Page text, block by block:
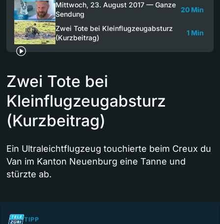
Mittwoch, 23. August 2017 — Ganze
Sendung
20 Min
Zwei Tote bei Kleinflugzeugabsturz
(Kurzbeitrag)
1 Min
Zwei Tote bei
Kleinflugzeugabsturz
(Kurzbeitrag)
Ein Ultraleichtflugzeug touchierte beim Creux du
Van im Kanton Neuenburg eine Tanne und
stürzte ab.
TIPP